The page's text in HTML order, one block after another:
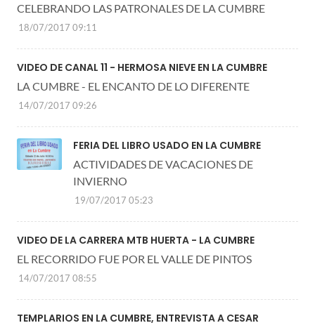
CELEBRANDO LAS PATRONALES DE LA CUMBRE
18/07/2017 09:11
VIDEO DE CANAL 11 - HERMOSA NIEVE EN LA CUMBRE
LA CUMBRE - EL ENCANTO DE LO DIFERENTE
14/07/2017 09:26
FERIA DEL LIBRO USADO EN LA CUMBRE
ACTIVIDADES DE VACACIONES DE
INVIERNO
19/07/2017 05:23
VIDEO DE LA CARRERA MTB HUERTA - LA CUMBRE
EL RECORRIDO FUE POR EL VALLE DE PINTOS
14/07/2017 08:55
TEMPLARIOS EN LA CUMBRE, ENTREVISTA A CESAR